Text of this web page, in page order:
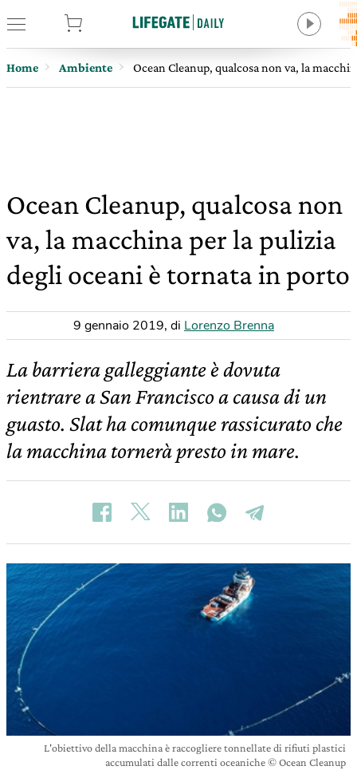
Home Ambiente Ocean Cleanup, qualcosa non va, la
Ocean Cleanup, qualcosa non
va, la macchina per la pulizia
degli oceani è tornata in porto
9 gennaio 2019, di Lorenzo Brenna
La barriera galleggiante è dovuta
rientrare a San Francisco a causa di un
guasto. Slat ha comunque rassicurato che
la macchina tornerà presto in mare.
L'obiettivo della macchina è raccogliere tonnellate di rifiuti plastici
accumulati dalle correnti oceaniche © Ocean Cleanup